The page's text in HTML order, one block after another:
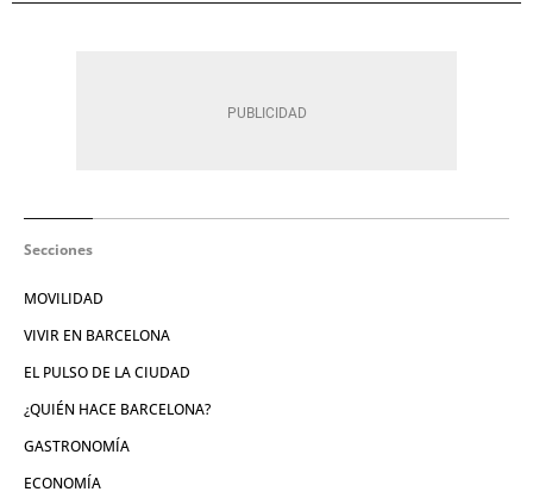
Secciones
MOVILIDAD
VIVIR EN BARCELONA
EL PULSO DE LA CIUDAD
¿QUIÉN HACE BARCELONA?
GASTRONOMÍA
ECONOMÍA